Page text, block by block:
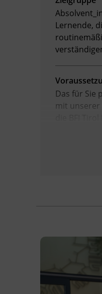
Lernende,
Das für Sie
mit unserer